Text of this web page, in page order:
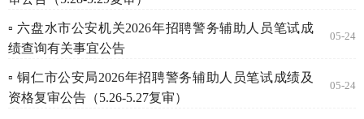
▫ 六盘水市公安机关2026年招聘警务辅助人员笔试成
绩查询有关事宜公告
05-24
▫ 铜仁市公安局2026年招聘警务辅助人员笔试成绩及
资格复审公告（5.26-5.27复审）
05-24